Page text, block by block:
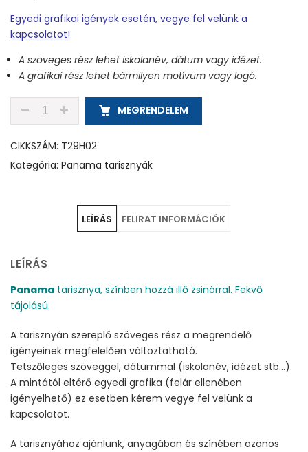
Egyedi grafikai igények esetén, vegye fel velünk a
kapcsolatot!
A szöveges rész lehet iskolanév, dátum vagy idézet.
A grafikai rész lehet bármilyen motívum vagy logó.
T29H02 - ALMAZÖLD - PANAMA TARISZNYA
MEGRENDELEM
CIKKSZÁM: T29H02
Kategória: Panama tarisznyák
LEÍRÁS FELIRAT INFORMÁCIÓK
LEÍRÁS
Panama tarisznya, színben hozzá illő zsinórral. Fekvő
tájolású.
A tarisznyán szereplő szöveges rész a megrendelő
igényeinek megfelelően változtatható.
Tetszőleges szöveggel, dátummal (iskolanév, idézet stb…).
A mintától eltérő egyedi grafika (felár ellenében
igényelhető) ez esetben kérem vegye fel velünk a
kapcsolatot.
A tarisznyához ajánlunk, anyagában és színében azonos